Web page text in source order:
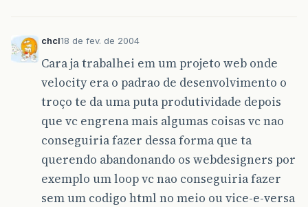
chcl18 de fev. de 2004
Cara ja trabalhei em um projeto web onde
velocity era o padrao de desenvolvimento o
troço te da uma puta produtividade depois
que vc engrena mais algumas coisas vc nao
conseguiria fazer dessa forma que ta
querendo abandonando os webdesigners por
exemplo um loop vc nao conseguiria fazer
sem um codigo html no meio ou vice-e-versa